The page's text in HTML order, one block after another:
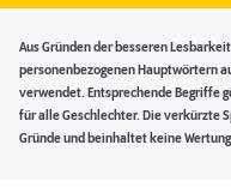
Aus Gründen der besseren
personenbezogenen Hauptwörtern
verwendet. Entsprechende Begriffe
für alle Geschlechter. Die verkürzte
Gründe und beinhaltet keine